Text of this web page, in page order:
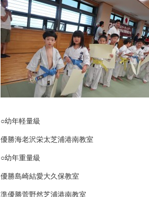
○幼年軽量級
優勝海老沢栄太芝浦港南教室
○幼年重量級
優勝島崎結愛大久保教室
準優勝菅野然芝浦港南教室